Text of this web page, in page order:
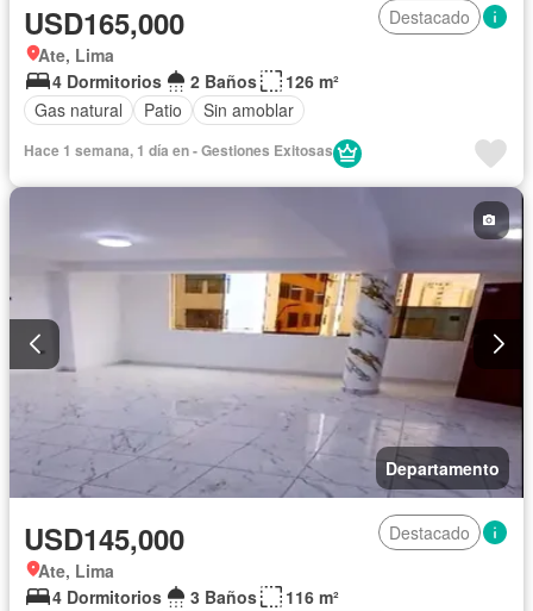
USD165,000
Destacado
Ate, Lima
4 Dormitorios
2 Baños
126 m²
Gas natural
Patio Sin amoblar
Hace 1 semana, 1 día en - Gestiones Exitosas
Departamento
USD145,000
Destacado
Ate, Lima
4 Dormitorios
3 Baños
116 m²